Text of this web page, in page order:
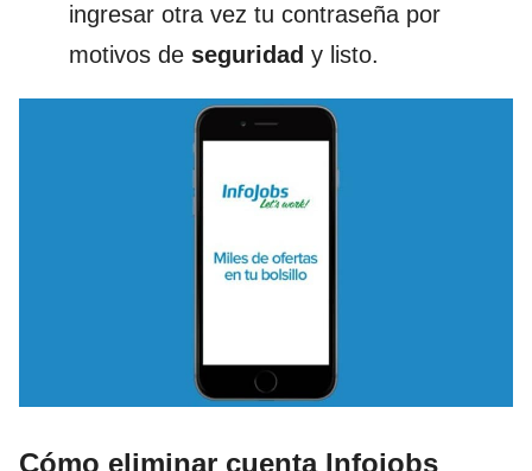
ingresar otra vez tu contraseña por
motivos de seguridad y listo.
Cómo eliminar cuenta Infojobs